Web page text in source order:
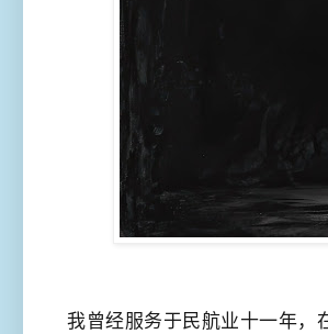
我曾经服务于民航业十一年，